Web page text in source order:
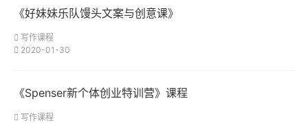
《好妹妹乐队馒头文案与创意课》
写作课程
2020-01-30
《Spenser新个体创业特训营》课程
写作课程